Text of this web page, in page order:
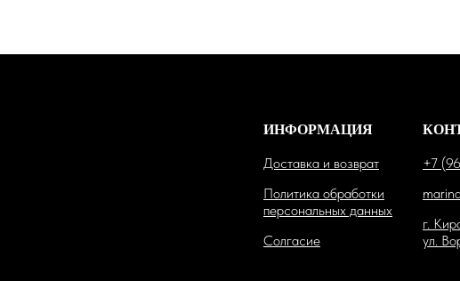
ИНФОРМАЦИЯ
Доставка и возврат
Политика обработки
персональных данных
Солгасие
+7
г.
ул.